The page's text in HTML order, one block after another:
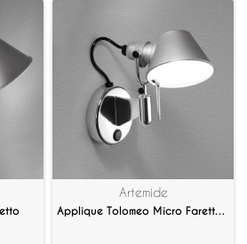
Artemide
Applique Tolomeo Micro Faretto avec interrupteur